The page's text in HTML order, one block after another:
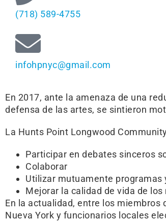
(718) 589-4755
infohpnyc@gmail.com
En 2017, ante la amenaza de una
defensa de las artes, se sintieron
La Hunts Point Longwood
Participar en debates sinceros
Colaborar
Utilizar mutuamente
Mejorar la calidad de vida de
En la actualidad, entre los miembros
Nueva York y funcionarios locales